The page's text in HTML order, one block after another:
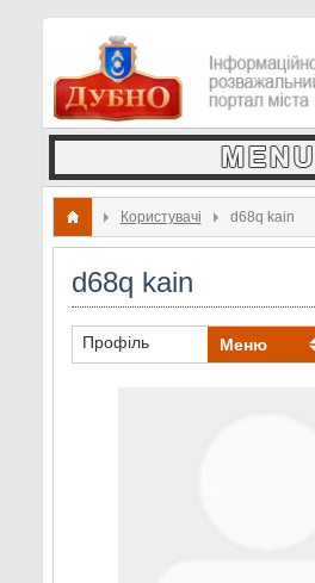
Користувачі d68q kain
d68q kain